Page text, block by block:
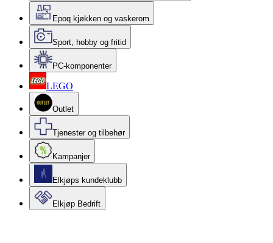
Epoq kjøkken og vaskerom
Sport, hobby og fritid
PC-komponenter
LEGO
Outlet
Tjenester og tilbehør
Kampanjer
Elkjøps kundeklubb
Elkjøp Bedrift